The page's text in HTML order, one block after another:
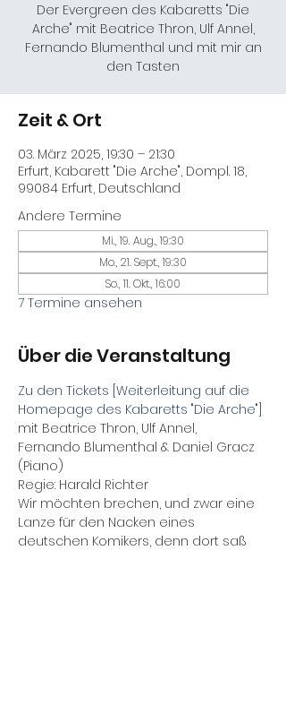
Der Evergreen des Kabaretts "Die
Arche" mit Beatrice Thron, Ulf Annel,
Fernando Blumenthal und mit mir an
den Tasten
Zeit & Ort
03. März 2025, 19:30 – 21:30
Erfurt, Kabarett "Die Arche", Dompl. 18,
99084 Erfurt, Deutschland
Andere Termine
Mi., 19. Aug., 19:30
Mo., 21. Sept., 19:30
So., 11. Okt., 16:00
7 Termine ansehen
Über die Veranstaltung
Zu den Tickets [Weiterleitung auf die
Homepage des Kabaretts "Die Arche"]
mit Beatrice Thron, Ulf Annel,
Fernando Blumenthal & Daniel Gracz
(Piano)
Regie: Harald Richter
Wir möchten brechen, und zwar eine
Lanze für den Nacken eines
deutschen Komikers, denn dort saß